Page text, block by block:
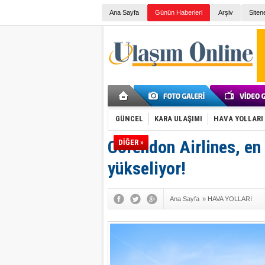
Ana Sayfa Günün Haberleri Arşiv
GÜNCEL KARA ULAŞIMI HAVA YOLLARI
DİĞER »
Corendon Airlines,
yükseliyor!
Ana Sayfa » HAVA YOLLARI